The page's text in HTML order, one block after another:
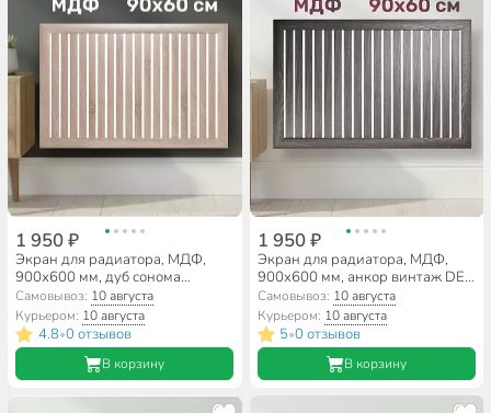
1 950 ₽
Экран для радиатора, МДФ,
900х600 мм, дуб сонома
DE LUXE, реечный, Стильный
Дом
Самовывоз: 10 августа
Курьером: 10 августа
4.8•0 отзывов
В корзину
1 950 ₽
Экран для радиатора, МДФ,
900х600 мм, анкор винтаж DE
LUXE, реечный, Стильный Дом
Самовывоз: 10 августа
Курьером: 10 августа
5•0 отзывов
В корзину